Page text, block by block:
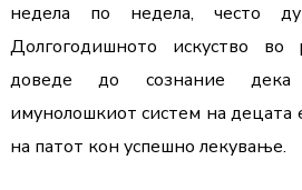
недела по недела, често
Долгогодишното искуство
доведе до сознание дека
имунолошкиот систем на децата
на патот кон успешно лекување.